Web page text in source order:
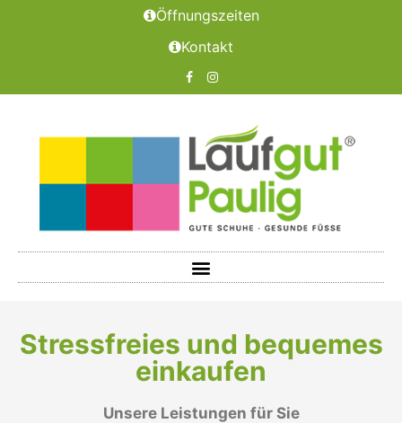
Öffnungszeiten
Kontakt
Stressfreies und bequemes
einkaufen
Unsere Leistungen für Sie